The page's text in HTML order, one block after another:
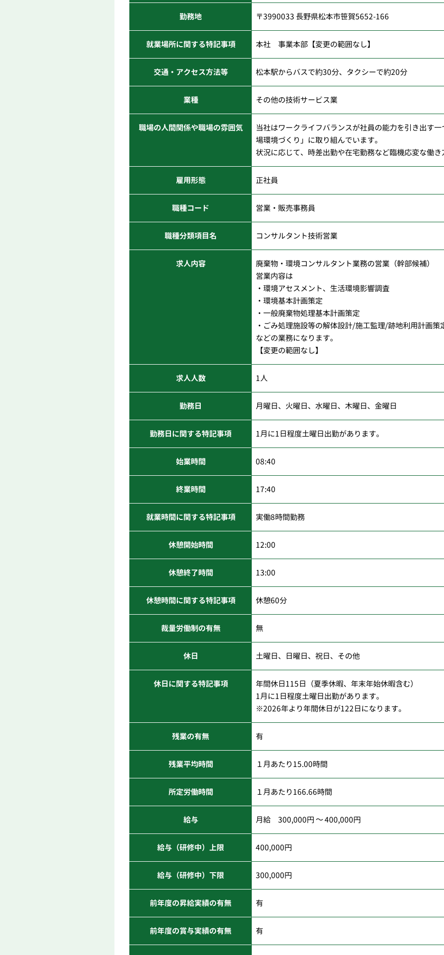
勤務地 〒3990033 長野県松本市笹賀5652-166
就業場所に関する特記事項 本社 事業本部【変更の範囲なし】
交通・アクセス方法等 松本駅からバスで約30分、タクシーで約20分
業種 その他の技術サービス業
職場の人間関係や職場の雰囲気
当社はワークライフバランスが社員の能力を引き出す
場環境づくり」に取り組んでいます。
状況に応じて、時差出勤や在宅勤務など臨機応変な働
雇用形態 正社員
職種コード 営業・販売事務員
職種分類項目名 コンサルタント技術営業
求人内容
廃棄物・環境コンサルタント業務の営業（幹部候補）
営業内容は
・環境アセスメント、生活環境影響調査
・環境基本計画策定
・一般廃棄物処理基本計画策定
・ごみ処理施設等の解体設計/施工監理/跡地利用計画策
などの業務になります。
【変更の範囲なし】
求人人数 1人
勤務日 月曜日、火曜日、水曜日、木曜日、金曜日
勤務日に関する特記事項 1月に1日程度土曜日出勤があります。
始業時間 08:40
終業時間 17:40
就業時間に関する特記事項 実働8時間勤務
休憩開始時間 12:00
休憩終了時間 13:00
休憩時間に関する特記事項 休憩60分
裁量労働制の有無 無
休日 土曜日、日曜日、祝日、その他
休日に関する特記事項
年間休日115日（夏季休暇、年末年始休暇含む）
1月に1日程度土曜日出勤があります。
※2026年より年間休日が122日になります。
残業の有無 有
残業平均時間 １月あたり15.00時間
所定労働時間 １月あたり166.66時間
給与 月給 300,000円 ～ 400,000円
給与（研修中）上限 400,000円
給与（研修中）下限 300,000円
前年度の昇給実績の有無 有
前年度の賞与実績の有無 有